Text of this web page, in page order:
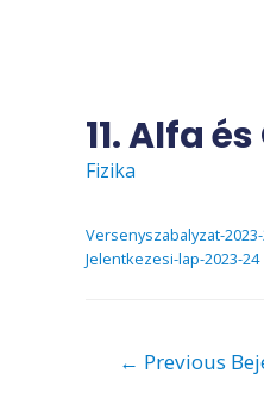
11. Alfa
Fizika
Versenyszabalyzat-
Jelentkezesi-lap-2023-24
Bejegyzés
← Previous